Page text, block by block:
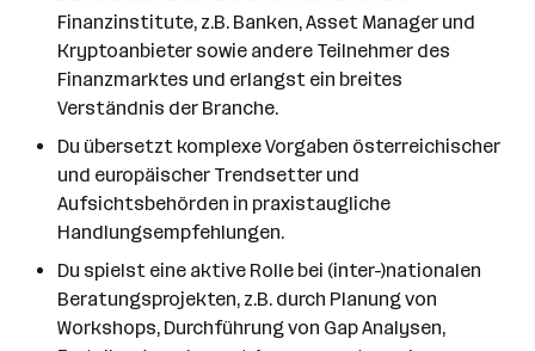
Finanzinstitute, z.B. Banken, Asset Manager und
Kryptoanbieter sowie andere Teilnehmer des
Finanzmarktes und erlangst ein breites
Verständnis der Branche.
Du übersetzt komplexe Vorgaben österreichischer
und europäischer Trendsetter und
Aufsichtsbehörden in praxistaugliche
Handlungsempfehlungen.
Du spielst eine aktive Rolle bei (inter-)nationalen
Beratungsprojekten, z.B. durch Planung von
Workshops, Durchführung von Gap Analysen,